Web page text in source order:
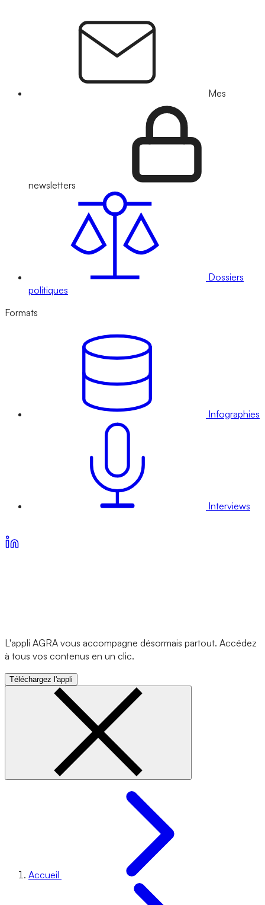
Mes
newsletters
Dossiers
politiques
Formats
Infographies
Interviews
L'appli AGRA vous accompagne désormais partout. Accédez
à tous vos contenus en un clic.
Téléchargez l'appli
Accueil